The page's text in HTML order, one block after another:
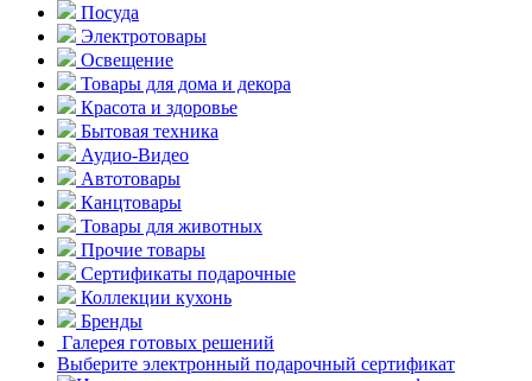
Посуда
Электротовары
Освещение
Товары для дома и декора
Красота и здоровье
Бытовая техника
Аудио-Видео
Автотовары
Канцтовары
Товары для животных
Прочие товары
Сертификаты подарочные
Коллекции кухонь
Бренды
Галерея готовых решений
Выберите электронный подарочный сертификат